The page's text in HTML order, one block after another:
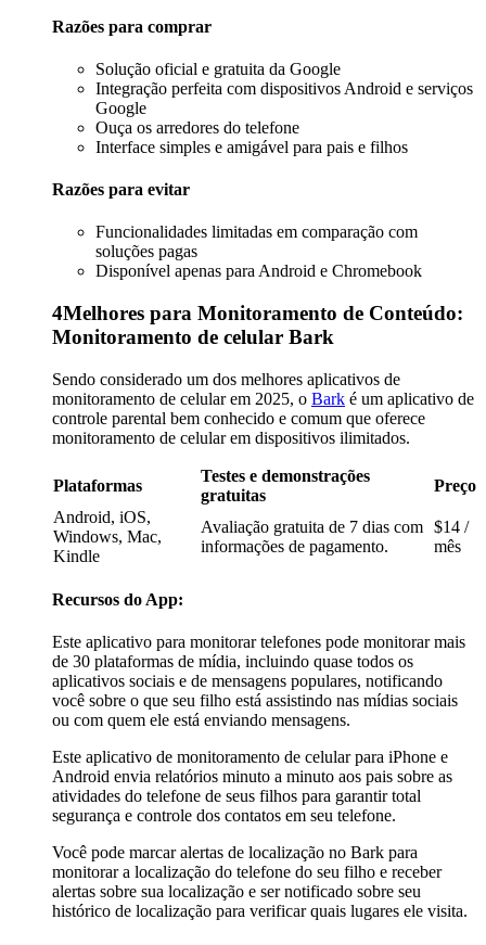
Razões para comprar
Solução oficial e gratuita da Google
Integração perfeita com dispositivos Android e serviços
Google
Ouça os arredores do telefone
Interface simples e amigável para pais e filhos
Razões para evitar
Funcionalidades limitadas em comparação com
soluções pagas
Disponível apenas para Android e Chromebook
4Melhores para Monitoramento de Conteúdo:
Monitoramento de celular Bark
Sendo considerado um dos melhores aplicativos de
monitoramento de celular em 2025, o Bark é um aplicativo de
controle parental bem conhecido e comum que oferece
monitoramento de celular em dispositivos ilimitados.
Plataformas
Testes e demonstrações
gratuitas
Preço
Android, iOS,
Windows, Mac,
Kindle
Avaliação gratuita de 7 dias com
informações de pagamento.
$14 /
mês
Recursos do App:
Este aplicativo para monitorar telefones pode monitorar mais
de 30 plataformas de mídia, incluindo quase todos os
aplicativos sociais e de mensagens populares, notificando
você sobre o que seu filho está assistindo nas mídias sociais
ou com quem ele está enviando mensagens.
Este aplicativo de monitoramento de celular para iPhone e
Android envia relatórios minuto a minuto aos pais sobre as
atividades do telefone de seus filhos para garantir total
segurança e controle dos contatos em seu telefone.
Você pode marcar alertas de localização no Bark para
monitorar a localização do telefone do seu filho e receber
alertas sobre sua localização e ser notificado sobre seu
histórico de localização para verificar quais lugares ele visita.